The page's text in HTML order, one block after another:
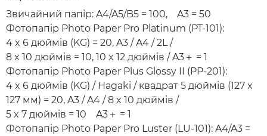
Звичайний папір: A4/A5/B5 = 100, A3 = 50
Фотопапір Photo Paper Pro Platinum (PT-101):
4 x 6 дюймів (KG) = 20, A3 / A4 / 2L /
8 x 10 дюймів = 10, 10 x 12 дюймів / A3＋ = 1
Фотопапір Photo Paper Plus Glossy II (PP-201):
4 x 6 дюймів (KG) / Hagaki / квадрат 5 дюймів (127 x
127 мм) = 20, A3 / A4 / 8 x 10 дюймів /
5 x 7 дюймів = 10 A3＋ = 1
Фотопапір Photo Paper Pro Luster (LU-101): A4/A3 =